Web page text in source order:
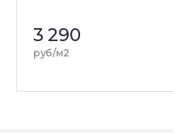
3 290
руб/м2